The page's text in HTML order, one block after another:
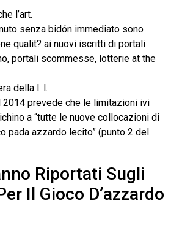
l’art.
senza bidón immediato sono
qualit? ai nuovi iscritti di portali
portali scommesse, lotterie at the
della l. l.
2014 prevede che le limitazioni ivi
a “tutte le nuove collocazioni di
pada azzardo lecito” (punto 2 del
Riportati Sugli
Il Gioco D’azzardo